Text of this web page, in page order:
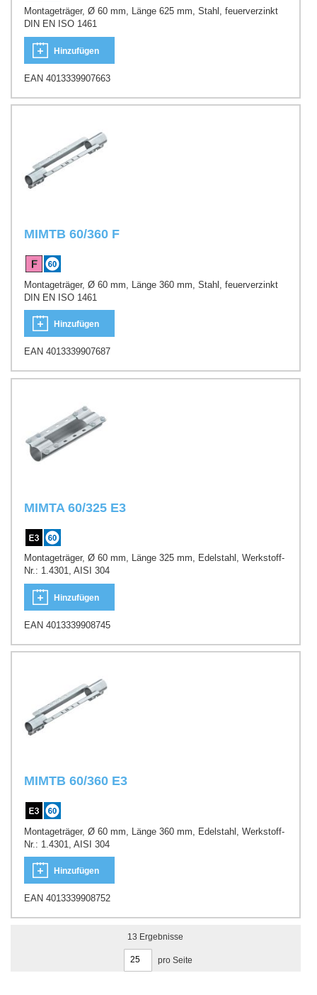
Montageträger, Ø 60 mm, Länge 625 mm, Stahl, feuerverzinkt
DIN EN ISO 1461
Hinzufügen
EAN 4013339907663
MIMTB 60/360 F
Montageträger, Ø 60 mm, Länge 360 mm, Stahl, feuerverzinkt
DIN EN ISO 1461
Hinzufügen
EAN 4013339907687
MIMTA 60/325 E3
Montageträger, Ø 60 mm, Länge 325 mm, Edelstahl, Werkstoff-
Nr.: 1.4301, AISI 304
Hinzufügen
EAN 4013339908745
MIMTB 60/360 E3
Montageträger, Ø 60 mm, Länge 360 mm, Edelstahl, Werkstoff-
Nr.: 1.4301, AISI 304
Hinzufügen
EAN 4013339908752
13 Ergebnisse
pro Seite